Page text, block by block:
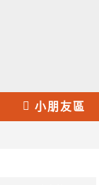
小朋友區